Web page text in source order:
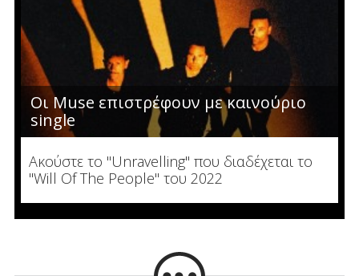
Οι Muse επιστρέφουν με καινούριο
single
Ακούστε το "Unravelling" που διαδέχεται το
"Will Of The People" του 2022